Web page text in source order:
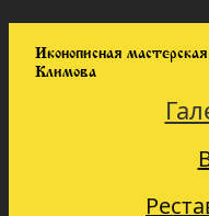
Иконописная
Климова